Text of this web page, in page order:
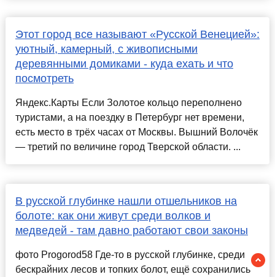
Этот город все называют «Русской Венецией»:
уютный, камерный, с живописными
деревянными домиками - куда ехать и что
посмотреть
Яндекс.Карты Если Золотое кольцо переполнено
туристами, а на поездку в Петербург нет времени,
есть место в трёх часах от Москвы. Вышний Волочёк
— третий по величине город Тверской области. ...
В русской глубинке нашли отшельников на
болоте: как они живут среди волков и
медведей - там давно работают свои законы
фото Progorod58 Где-то в русской глубинке, среди
бескрайних лесов и топких болот, ещё сохранились